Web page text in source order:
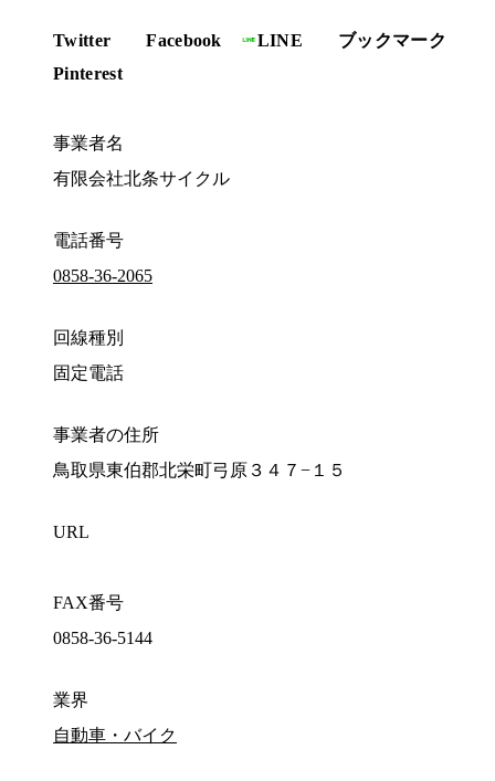
Twitter Facebook LINE
ブックマーク
Pinterest
事業者名
有限会社北条サイクル
電話番号
0858-36-2065
回線種別
固定電話
事業者の住所
鳥取県東伯郡北栄町弓原３４７−１５
URL
FAX番号
0858-36-5144
業界
自動車・バイク